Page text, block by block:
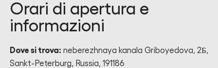
Orari di apertura e
informazioni
Dove si trova: neberezhnaya kanala Griboyedova, 2Б,
Sankt-Peterburg, Russia, 191186